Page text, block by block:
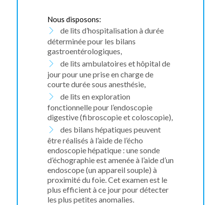
Nous disposons:
de lits d’hospitalisation à durée
déterminée pour les bilans
gastroentérologiques,
de lits ambulatoires et hôpital de
jour pour une prise en charge de
courte durée sous anesthésie,
de lits en exploration
fonctionnelle pour l’endoscopie
digestive (fibroscopie et coloscopie),
des bilans hépatiques peuvent
être réalisés à l’aide de l’écho
endoscopie hépatique : une sonde
d’échographie est amenée à l’aide d’un
endoscope (un appareil souple) à
proximité du foie. Cet examen est le
plus efficient à ce jour pour détecter
les plus petites anomalies.